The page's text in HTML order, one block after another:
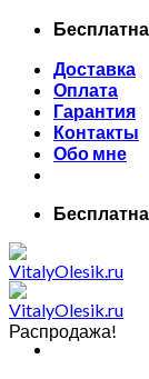
Skip
contentДоставка
Оплата
Гарантия
Контакты
Обо мне
Распродажа!